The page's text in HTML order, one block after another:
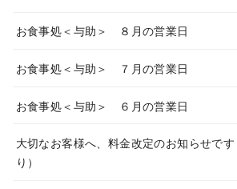
お食事処＜与助＞ ８月の営業日
お食事処＜与助＞ ７月の営業日
お食事処＜与助＞ ６月の営業日
大切なお客様へ、料金改定のお知らせで
り）